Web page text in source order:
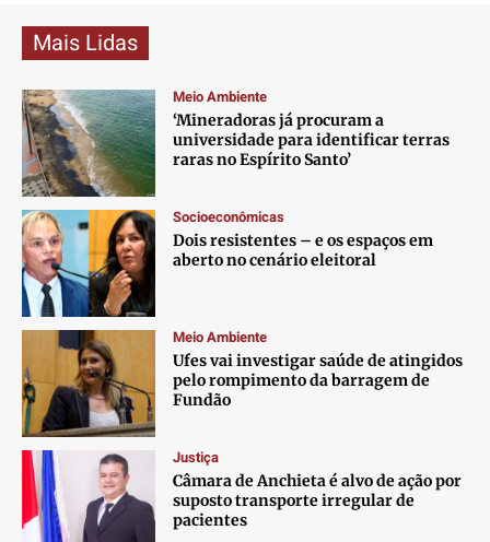
Mais Lidas
Meio Ambiente
‘Mineradoras já procuram a
universidade para identificar terras
raras no Espírito Santo’
Socioeconômicas
Dois resistentes – e os espaços em
aberto no cenário eleitoral
Meio Ambiente
Ufes vai investigar saúde de atingidos
pelo rompimento da barragem de
Fundão
Justiça
Câmara de Anchieta é alvo de ação por
suposto transporte irregular de
pacientes